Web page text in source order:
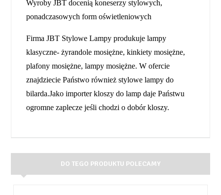
Wyroby JBT docenią koneserzy stylowych,
ponadczasowych form oświetleniowych
Firma JBT Stylowe Lampy produkuje lampy
klasyczne- żyrandole mosiężne, kinkiety mosiężne,
plafony mosiężne, lampy mosiężne. W ofercie
znajdziecie Państwo również stylowe lampy do
bilarda.Jako importer kloszy do lamp daje Państwu
ogromne zaplecze jeśli chodzi o dobór kloszy.
DO TEGO PRODUKTU POLECAMY